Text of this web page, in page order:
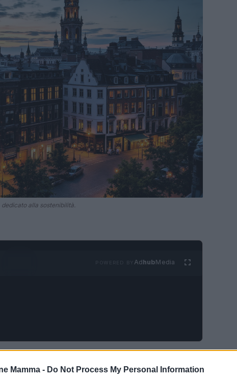
Mamma - Do Not Process My Personal Information
alla sostenibilità.
AdhubMedia
tempo